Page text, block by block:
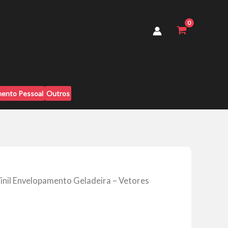
Pessoal Outros
Envelopamento Geladeira – Vetores